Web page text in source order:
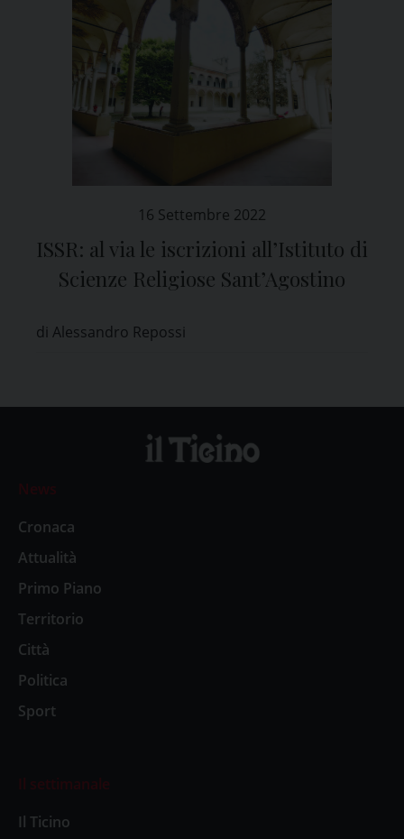
16 Settembre 2022
ISSR: al via le iscrizioni all’Istituto di
Scienze Religiose Sant’Agostino
di Alessandro Repossi
News
Cronaca
Attualità
Primo Piano
Territorio
Città
Politica
Sport
Il settimanale
Il Ticino